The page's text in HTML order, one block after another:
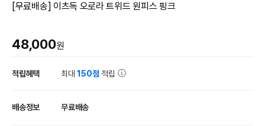
[무료배송] 이츠독 오로라 트위드 원피스 핑크
48,000원
적립혜택 최대150점 적립
배송정보 무료배송